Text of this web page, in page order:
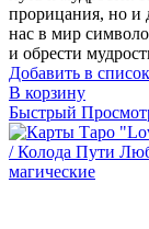
прорицания, но и
нас в мир
и обрести
Добавить в
В корзину
Быстрый